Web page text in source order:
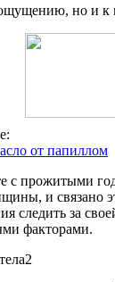
но и к
от папиллом
с прожитыми
и связано
следить за
факторами.